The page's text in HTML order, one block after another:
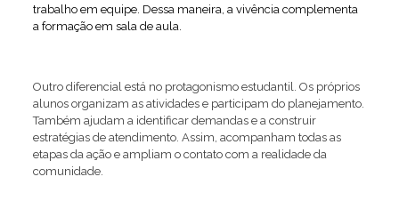
trabalho em equipe. Dessa maneira, a vivência complementa
a formação em sala de aula.
Outro diferencial está no protagonismo estudantil. Os próprios
alunos organizam as atividades e participam do planejamento.
Também ajudam a identificar demandas e a construir
estratégias de atendimento. Assim, acompanham todas as
etapas da ação e ampliam o contato com a realidade da
comunidade.